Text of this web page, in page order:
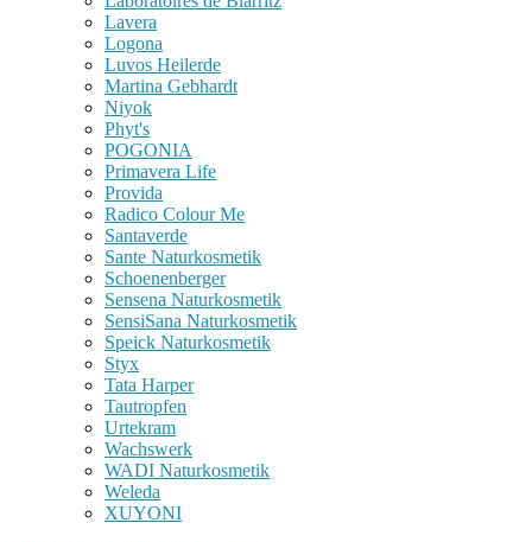
Lavera
Logona
Luvos Heilerde
Martina Gebhardt
Niyok
Phyt's
POGONIA
Primavera Life
Provida
Radico Colour Me
Santaverde
Sante Naturkosmetik
Schoenenberger
Sensena Naturkosmetik
SensiSana Naturkosmetik
Speick Naturkosmetik
Styx
Tata Harper
Tautropfen
Urtekram
Wachswerk
WADI Naturkosmetik
Weleda
XUYONI